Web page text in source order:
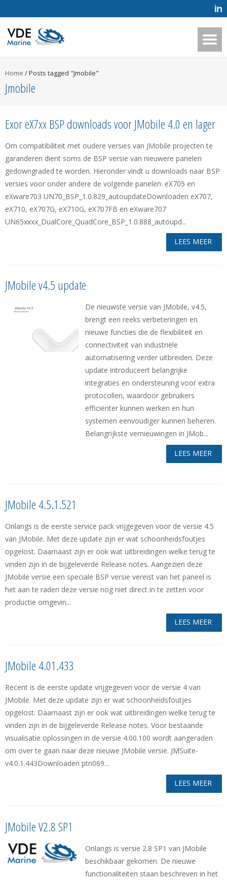
Home /Posts tagged "Jmobile"
Jmobile
Exor eX7xx BSP downloads voor JMobile 4.0 en lager
Om compatibiliteit met oudere versies van JMobile projecten te
garanderen dient soms de BSP versie van nieuwere panelen
gedowngraded te worden. Hieronder vindt u downloads naar BSP
versies voor onder andere de volgende panelen: eX705 en
eXware703 UN70_BSP_1.0.829_autoupdateDownloaden eX707,
eX710, eX707G, eX710G, eX707FB en eXware707
UN65xxxx_DualCore_QuadCore_BSP_1.0.888_autoupd...
LEES MEER
JMobile v4.5 update
De nieuwste versie van JMobile, v4.5,
brengt een reeks verbeteringen en
nieuwe functies die de flexibiliteit en
connectiviteit van industriële
automatisering verder uitbreiden. Deze
update introduceert belangrijke
integraties en ondersteuning voor extra
protocollen, waardoor gebruikers
efficiënter kunnen werken en hun
systemen eenvoudiger kunnen beheren.
Belangrijkste vernieuwingen in JMob...
LEES MEER
JMobile 4.5.1.521
Onlangs is de eerste service pack vrijgegeven voor de versie 4.5
van JMobile. Met deze update zijn er wat schoonheidsfoutjes
opgelost. Daarnaast zijn er ook wat uitbreidingen welke terug te
vinden zijn in de bijgeleverde Release notes. Aangezien deze
JMobile versie een speciale BSP versie vereist van het paneel is
het aan te raden deze versie nog niet direct in te zetten voor
productie omgevin...
LEES MEER
JMobile 4.01.433
Recent is de eerste update vrijgegeven voor de versie 4 van
JMobile. Met deze update zijn er wat schoonheidsfoutjes
opgelost. Daarnaast zijn er ook wat uitbreidingen welke terug te
vinden zijn in de bijgeleverde Release notes. Voor bestaande
visualisatie oplossingen in de versie 4.00.100 wordt aangeraden
om over te gaan naar deze nieuwe JMobile versie. JMSuite-
v4.0.1.443Downloaden ptn069...
LEES MEER
JMobile V2.8 SP1
Onlangs is versie 2.8 SP1 van JMobile
beschikbaar gekomen. De nieuwe
functionaliteiten staan beschreven in het